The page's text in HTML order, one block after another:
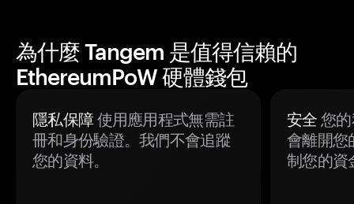
為什麼 Tangem 是值得信賴的
EthereumPoW 硬體錢包
隱私保障使用應用程式無需註
冊和身份驗證。我們不會追蹤
您的資料。
安全 您
會離開您
制您的資